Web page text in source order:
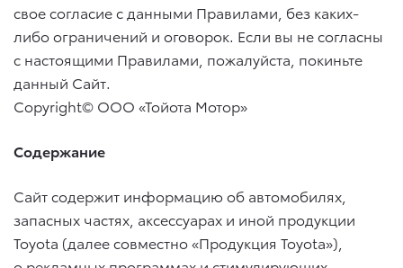
свое согласие с данными Правилами, без каких-
либо ограничений и оговорок. Если вы не согласны
с настоящими Правилами, пожалуйста, покиньте
данный Сайт.
Copyright© ООО «Тойота Мотор»
Содержание
Сайт содержит информацию об автомобилях,
запасных частях, аксессуарах и иной продукции
Toyota (далее совместно «Продукция Toyota»),